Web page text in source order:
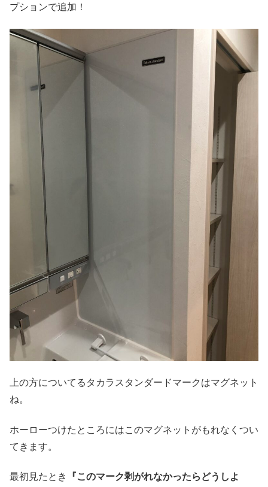
プションで追加！
上の方についてるタカラスタンダードマークはマグネット
ね。
ホーローつけたところにはこのマグネットがもれなくつい
てきます。
最初見たとき
『このマーク剥がれなかったらどうしよ